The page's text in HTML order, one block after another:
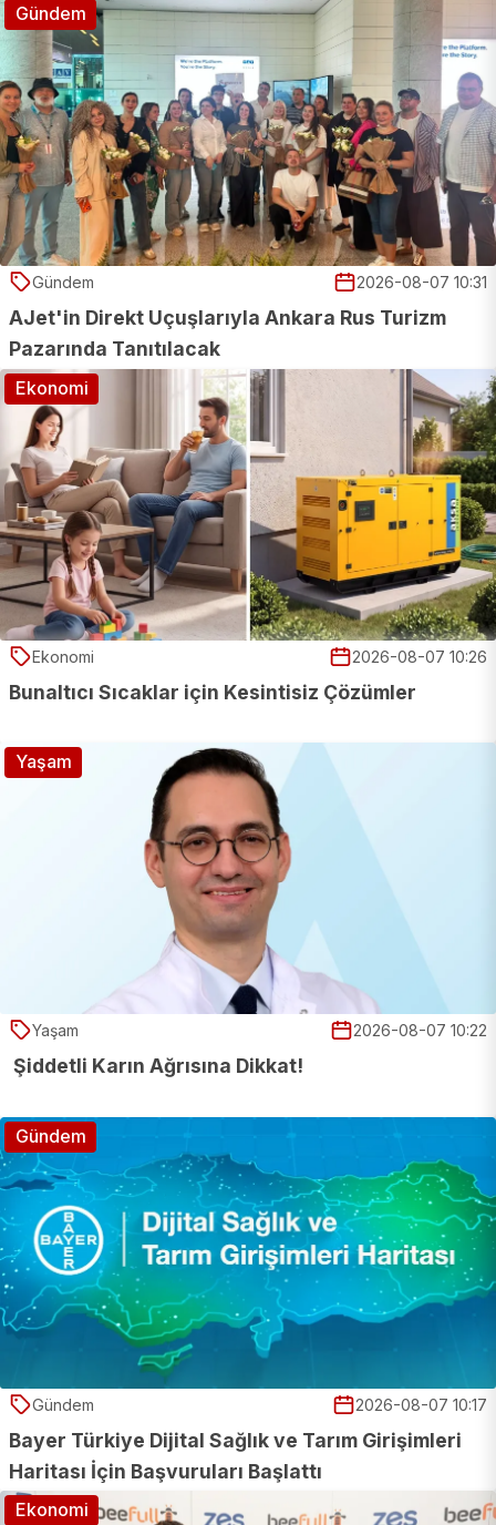
9 10
Gündem 2026-08-07 10:31
AJet'in Direkt Uçuşlarıyla Ankara Rus Turizm
Pazarında Tanıtılacak
Gündem
Ekonomi 2026-08-07 10:26
Bunaltıcı Sıcaklar için Kesintisiz Çözümler
Ekonomi
Yaşam 2026-08-07 10:22
Şiddetli Karın Ağrısına Dikkat!
Yaşam
Gündem 2026-08-07 10:17
Bayer Türkiye Dijital Sağlık ve Tarım Girişimleri
Haritası İçin Başvuruları Başlattı
Gündem
Ekonomi